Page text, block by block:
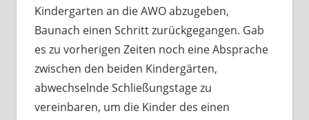
Kindergarten an die AWO abzugeben,
Baunach einen Schritt zurückgegangen. Gab
es zu vorherigen Zeiten noch eine Absprache
zwischen den beiden Kindergärten,
abwechselnde Schließungstage zu
vereinbaren, um die Kinder des einen